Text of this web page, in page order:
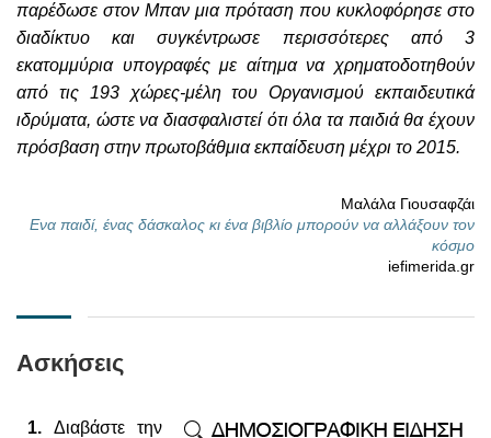
παρέδωσε στον Μπαν μια πρόταση που κυκλοφόρησε στο
διαδίκτυο και συγκέντρωσε περισσότερες από 3
εκατομμύρια υπογραφές με αίτημα να χρηματοδοτηθούν
από τις 193 χώρες-μέλη του Οργανισμού εκπαιδευτικά
ιδρύματα, ώστε να διασφαλιστεί ότι όλα τα παιδιά θα έχουν
πρόσβαση στην πρωτοβάθμια εκπαίδευση μέχρι το 2015.
Μαλάλα Γιουσαφζάι
Ενα παιδί, ένας δάσκαλος κι ένα βιβλίο μπορούν να αλλάξουν τον
κόσμο
iefimerida.gr
Ασκήσεις
1. Διαβάστε την